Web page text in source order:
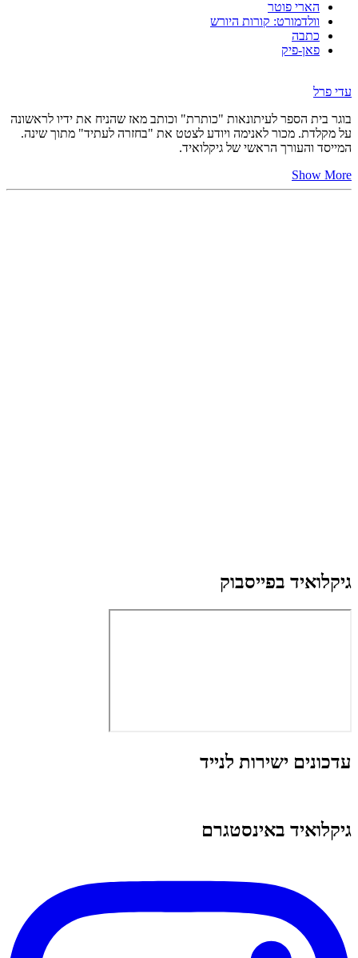
הארי פוטר
וולדמורט: קורות היורש
כתבה
פאן-פיק
עדי פרל
בוגר בית הספר לעיתונאות "כותרת" וכותב מאז שהניח את ידיו לראשונה
על מקלדת. מכור לאנימה ויודע לצטט את "בחזרה לעתיד" מתוך שינה.
המייסד והעורך הראשי של גיקלואיד.
Show More
גיקלואיד בפייסבוק
עדכונים ישירות לנייד
גיקלואיד באינסטגרם